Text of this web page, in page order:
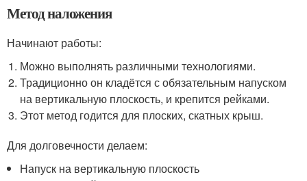
Метод наложения
Начинают работы:
Можно выполнять различными технологиями.
Традиционно он кладётся с обязательным напуском
на вертикальную плоскость, и крепится рейками.
Этот метод годится для плоских, скатных крыш.
Для долговечности делаем:
Напуск на вертикальную плоскость